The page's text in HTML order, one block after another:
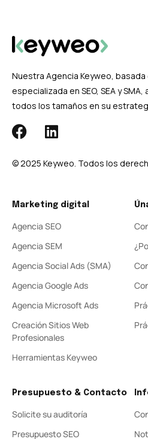
Nuestra Agencia Keyweo, basada
especializada en SEO, SEA y
todos los tamaños en su
© 2025 Keyweo. Todos los
Marketing digital
Agencia SEO
Agencia SEM
Agencia Social Ads (SMA)
Agencia Google Ads
Agencia Microsoft Ads
Creación Sitios Web
Profesionales
Herramientas Keyweo
Presupuesto & Contacto
Solicite su auditoría
Presupuesto SEO